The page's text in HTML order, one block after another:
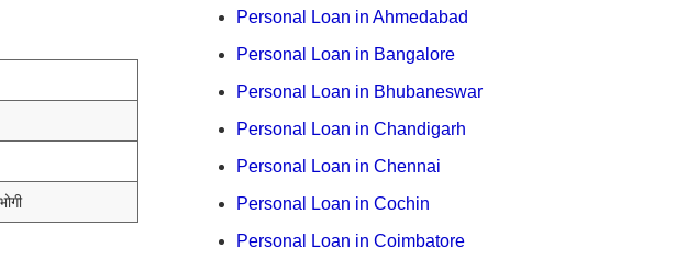
Personal Loan in Ahmedabad
Personal Loan in Bangalore
Personal Loan in Bhubaneswar
Personal Loan in Chandigarh
Personal Loan in Chennai
Personal Loan in Cochin
Personal Loan in Coimbatore